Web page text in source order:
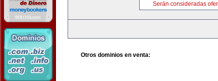
Serán consideradas
Otros dominios en venta: